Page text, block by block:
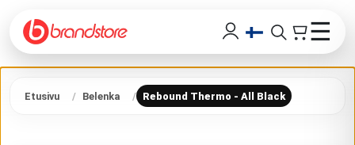
☰
Etusivu Belenka Rebound Thermo - All Black